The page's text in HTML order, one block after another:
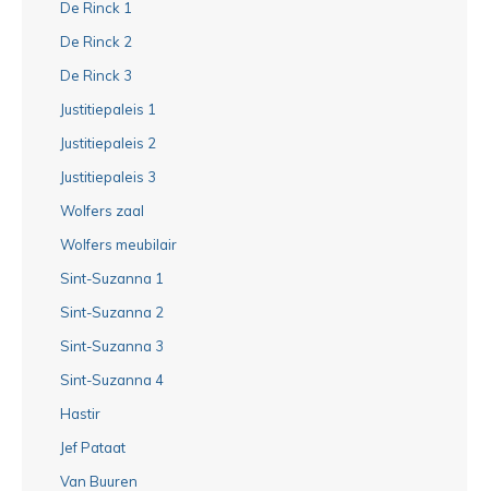
De Rinck 1
De Rinck 2
De Rinck 3
Justitiepaleis 1
Justitiepaleis 2
Justitiepaleis 3
Wolfers zaal
Wolfers meubilair
Sint-Suzanna 1
Sint-Suzanna 2
Sint-Suzanna 3
Sint-Suzanna 4
Hastir
Jef Pataat
Van Buuren